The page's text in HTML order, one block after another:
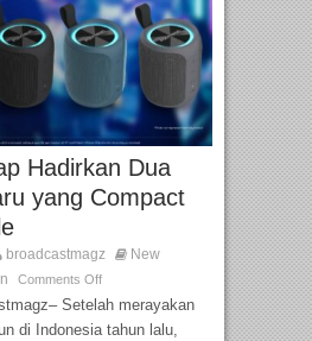
Hadirkan Dua
yang Compact
broadcastmagz
New
Comments Off
Setelah merayakan
di Indonesia tahun lalu,